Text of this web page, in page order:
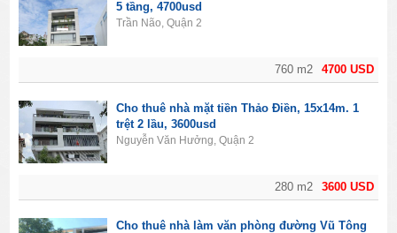
4700 USD
760 m2
5 tầng, 4700usd
Trần Não, Quận 2
3600 USD
280 m2
Cho thuê nhà mặt tiền Thảo Điền, 15x14m. 1
trệt 2 lầu, 3600usd
Nguyễn Văn Hưởng, Quận 2
Cho thuê nhà làm văn phòng đường Vũ Tông